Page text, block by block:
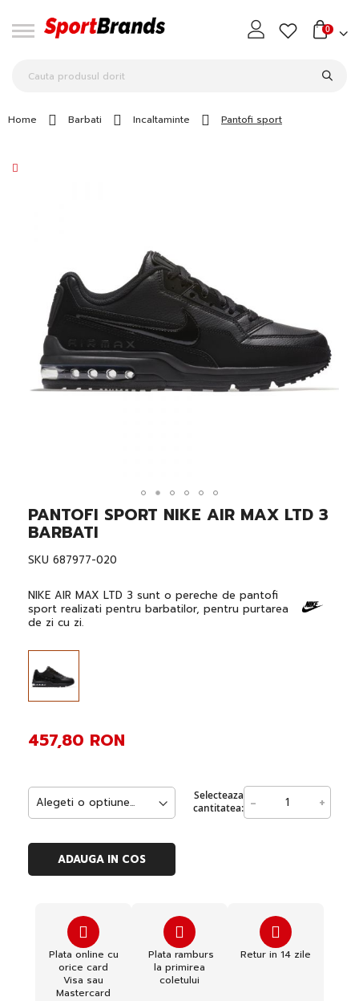
0
Home Barbati Incaltaminte Pantofi sport
Skip
to
the
beginning
of
images
gallery
PANTOFI SPORT NIKE AIR MAX LTD 3
BARBATI
SKU 687977-020
NIKE AIR MAX LTD 3 sunt o pereche de pantofi
sport realizati pentru barbatilor, pentru purtarea
de zi cu zi.
Selecteaza
cantitatea: - +
457,80 RON
ADAUGA IN COS
Plata online cu
orice card
Visa sau
Mastercard
Plata ramburs
la primirea
coletului
Retur in 14 zile